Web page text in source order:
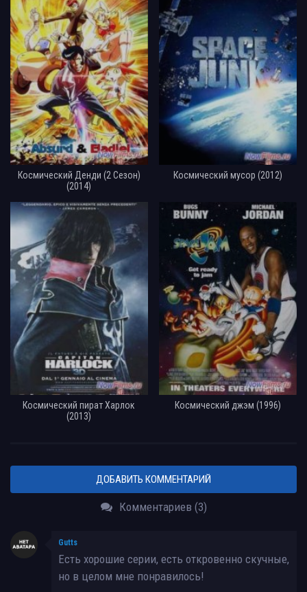
Космический Денди (2 Сезон)
(2014)
Космический мусор (2012)
Космический пират Харлок
(2013)
Космический джэм (1996)
ДОБАВИТЬ КОММЕНТАРИЙ
Комментариев (3)
Gutts
Есть хорошие серии, есть откровенно скучные,
но в целом мне понравилось!